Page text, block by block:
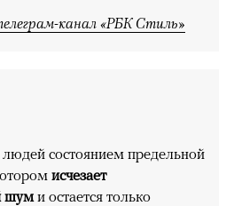
канал «РБК Стиль»
состоянием предельной
исчезает
шум и остается только